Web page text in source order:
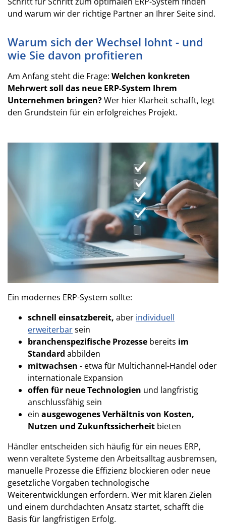
und warum wir der richtige Partner an Ihrer Seite sind.
Warum sich der Wechsel lohnt - und
wie Sie davon profitieren
Am Anfang steht die Frage: Welchen konkreten
Mehrwert soll das neue ERP-System Ihrem
Unternehmen bringen?Wer hier Klarheit schafft, legt
den Grundstein für ein erfolgreiches Projekt.
Ein modernes ERP-System sollte:
schnell einsatzbereit, aber individuell
erweiterbarsein
branchenspezifische Prozesse bereits im
Standard abbilden
mitwachsen - etwa für Multichannel-Handel oder
internationale Expansion
offen für neue Technologien und langfristig
anschlussfähig sein
ein ausgewogenes Verhältnis von Kosten,
Nutzen und Zukunftssicherheit bieten
Händler entscheiden sich häufig für ein neues ERP,
wenn veraltete Systeme den Arbeitsalltag ausbremsen,
manuelle Prozesse die Effizienz blockieren oder neue
gesetzliche Vorgaben technologische
Weiterentwicklungen erfordern. Wer mit klaren Zielen
und einem durchdachten Ansatz startet, schafft die
Basis für langfristigen Erfolg.